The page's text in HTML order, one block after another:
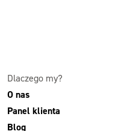
Dlaczego my?
O nas
Panel klienta
Blog